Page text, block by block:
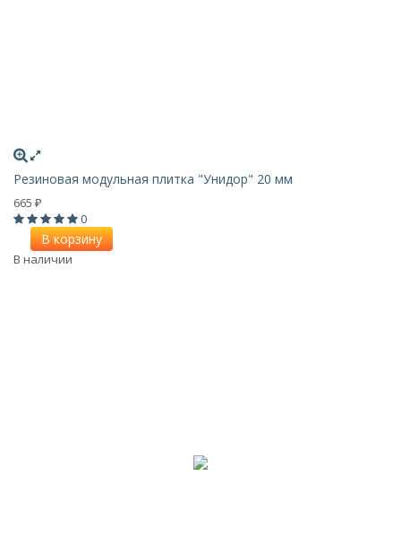
Резиновая модульная плитка "Унидор" 20 мм
665 ₽
0
В корзину
В наличии